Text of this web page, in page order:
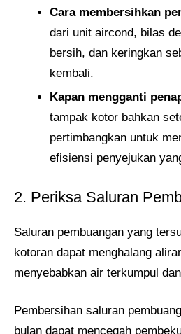
Cara membersihkan
dari unit aircond, bilas
bersih, dan keringkan
kembali.
Kapan mengganti
tampak kotor bahkan
pertimbangkan untuk
efisiensi penyejukan
2. Periksa Saluran
Saluran pembuangan yang
kotoran dapat menghalang
menyebabkan air terkumpul
Pembersihan saluran
bulan dapat mencegah